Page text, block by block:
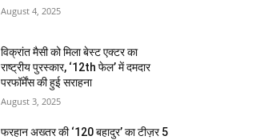
August 4, 2025
विक्रांत मैसी को मिला बेस्ट एक्टर का
राष्ट्रीय पुरस्कार, ‘12th फेल’ में दमदार
परफॉर्मेंस की हुई सराहना
August 3, 2025
फरहान अख्तर की ‘120 बहादुर’ का टीज़र 5